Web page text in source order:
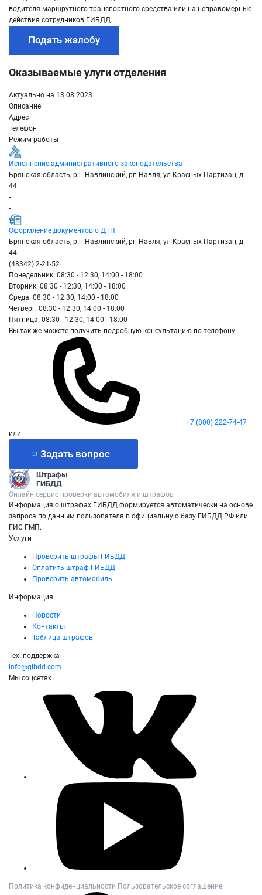
водителя маршрутного транспортного средства или на неправомерные
действия сотрудников ГИБДД.
Подать жалобу
Оказываемые улуги отделения
Актуально на 13.08.2023
Описание
Адрес
Телефон
Режим работы
Исполнение административного законодательства
Брянская область, р-н Навлинский, рп Навля, ул Красных Партизан, д.
44
-
-
Оформление документов о ДТП
Брянская область, р-н Навлинский, рп Навля, ул Красных Партизан, д.
44
(48342) 2-21-52
Понедельник: 08:30 - 12:30, 14:00 - 18:00
Вторник: 08:30 - 12:30, 14:00 - 18:00
Среда: 08:30 - 12:30, 14:00 - 18:00
Четверг: 08:30 - 12:30, 14:00 - 18:00
Пятница: 08:30 - 12:30, 14:00 - 18:00
Вы так же можете получить подробную консультацию по телефону
+7 (800) 222-74-47
или
Задать вопрос
Штрафы
ГИБДД
Онлайн сервис проверки автомобиля и штрафов
Информация о штрафах ГИБДД формируется автоматически на основе
запроса по данным пользователя в официальную базу ГИБДД РФ или
ГИС ГМП.
Услуги
Проверить штрафы ГИБДД
Оплатить штраф ГИБДД
Проверить автомобиль
Информация
Новости
Контакты
Таблица штрафов
Тех. поддержка
info@gibdd.com
Мы соцсетях
Политика конфиденциальности Пользовательское соглашение